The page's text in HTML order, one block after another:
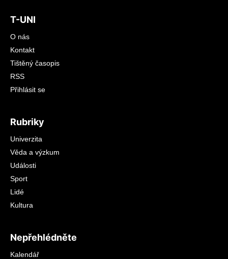
T-UNI
O nás
Kontakt
Tištěný časopis
RSS
Přihlásit se
Rubriky
Univerzita
Věda a výzkum
Události
Sport
Lidé
Kultura
Nepřehlédněte
Kalendář